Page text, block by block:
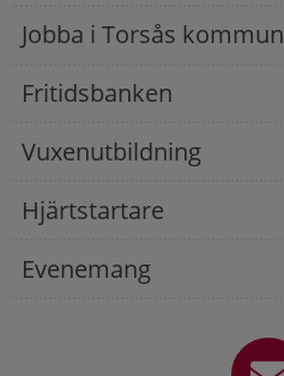
Jobba i Torsås kommun
Fritidsbanken
Vuxenutbildning
Hjärtstartare
Evenemang